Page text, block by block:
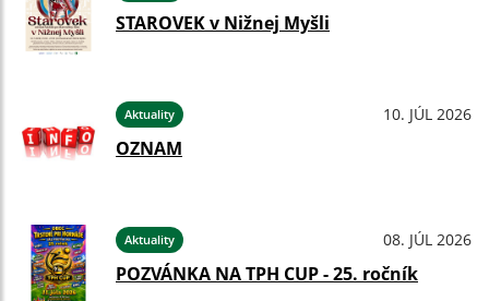
STAROVEK v Nižnej Myšli
Aktuality 10. JÚL 2026
OZNAM
Aktuality 08. JÚL 2026
POZVÁNKA NA TPH CUP - 25. ročník